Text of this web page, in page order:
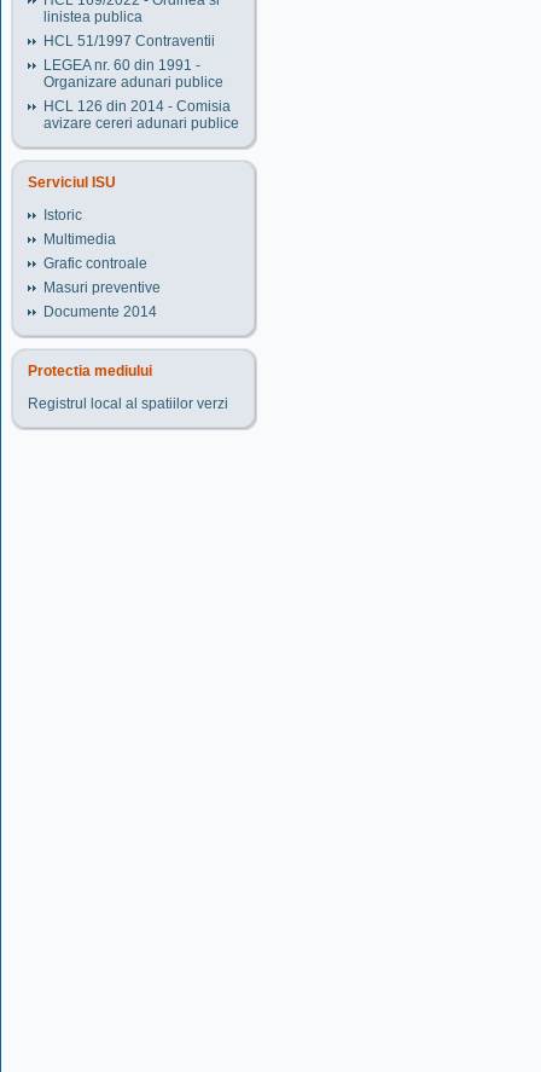
linistea publica
HCL 51/1997 Contraventii
LEGEA nr. 60 din 1991 -
Organizare adunari publice
HCL 126 din 2014 - Comisia
avizare cereri adunari publice
Serviciul ISU
Istoric
Multimedia
Grafic controale
Masuri preventive
Documente 2014
Protectia mediului
Registrul local al spatiilor verzi